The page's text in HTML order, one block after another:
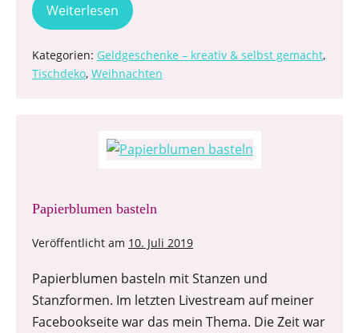
Weiterlesen
Kategorien: Geldgeschenke – kreativ & selbst gemacht,
Tischdeko, Weihnachten
Papierblumen basteln
Veröffentlicht am 10. Juli 2019
Papierblumen basteln mit Stanzen und
Stanzformen. Im letzten Livestream auf meiner
Facebookseite war das mein Thema. Die Zeit war